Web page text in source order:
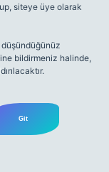
siteye üye olarak
bildirmeniz halinde,